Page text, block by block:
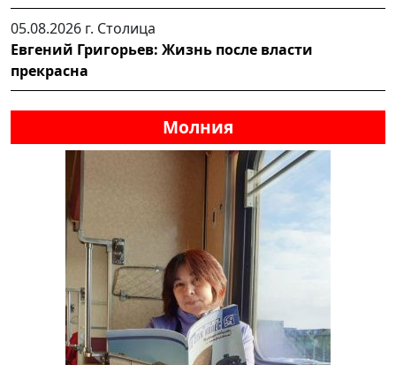
05.08.2026 г. Столица
Евгений Григорьев: Жизнь после власти
прекрасна
Молния